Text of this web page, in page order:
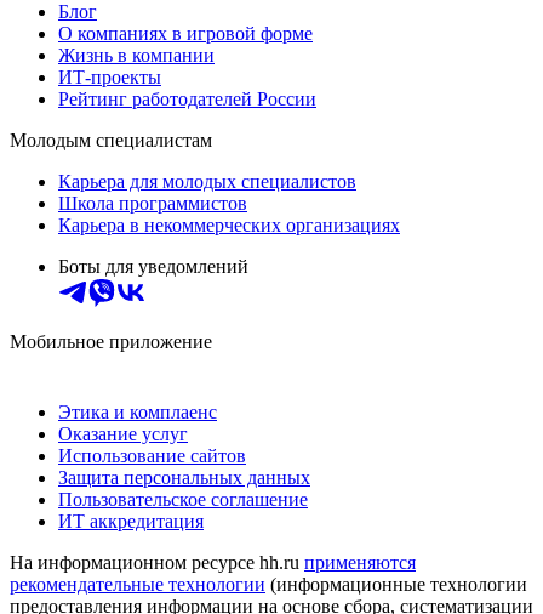
Блог
О компаниях в игровой форме
Жизнь в компании
ИТ-проекты
Рейтинг работодателей России
Молодым специалистам
Карьера для молодых специалистов
Школа программистов
Карьера в некоммерческих организациях
Боты для уведомлений
Мобильное приложение
Этика и комплаенс
Оказание услуг
Использование сайтов
Защита персональных данных
Пользовательское соглашение
ИТ аккредитация
На информационном ресурсе hh.ru применяются
рекомендательные технологии (информационные технологии
предоставления информации на основе сбора, систематизации